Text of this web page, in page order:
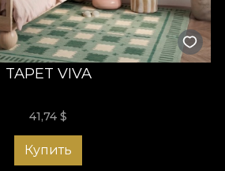
TAPET VIVA
41,74 $
Купить